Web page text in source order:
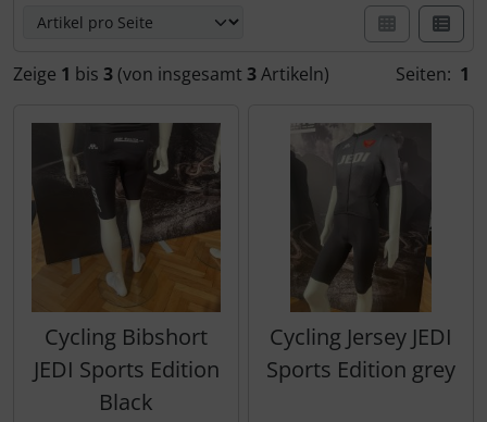
Zeige 1 bis 3 (von insgesamt 3Artikeln) Seiten: 1
Cycling Bibshort
JEDI Sports Edition
Black
Cycling Jersey JEDI
Sports Edition grey
Wilier Triestina
Lenkerband
Pedale
Powermeter
Reifen
Sattelstützen
Flaschenhalter & Zubehör
Indoor-Trainingsrollen
Laufradzubehör
Rahmenzubehör
Reinigungs- & Pflegemittel
Rucksäcke & Taschen
Schmierstoffe
Werkzeug & Zubehör
SUTRO LITE
SUTRO LITE SWEEP
SUTRO S
HYDRA
FLIGHT JACKET